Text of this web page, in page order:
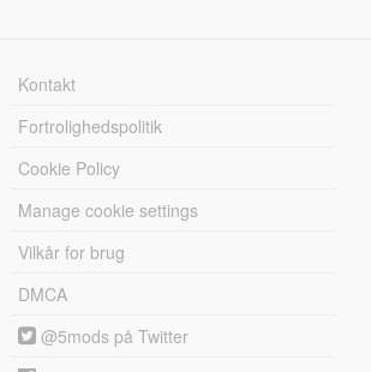
Kontakt
Fortrolighedspolitik
Cookie Policy
Manage cookie settings
Vilkår for brug
DMCA
@5mods på Twitter